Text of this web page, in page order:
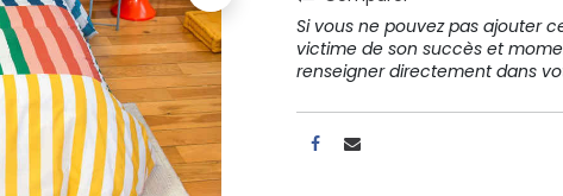
Si vous ne pouvez pas ajouter
victime de son succès et
renseigner directement dans
Contactez-nous
Politique de confidentialité
Conditions d'utilisation